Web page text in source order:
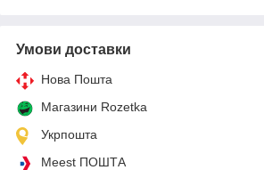
Умови доставки
Нова Пошта
Магазини Rozetka
Укрпошта
Meest ПОШТА